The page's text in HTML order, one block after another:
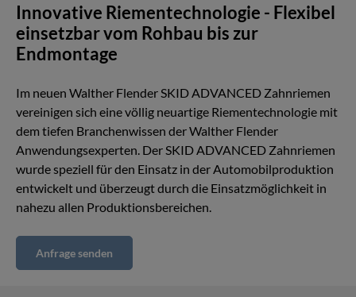
Innovative Riementechnologie - Flexibel
einsetzbar vom Rohbau bis zur
Endmontage
Im neuen Walther Flender SKID ADVANCED Zahnriemen
vereinigen sich eine völlig neuartige Riementechnologie mit
dem tiefen Branchenwissen der Walther Flender
Anwendungsexperten. Der SKID ADVANCED Zahnriemen
wurde speziell für den Einsatz in der Automobilproduktion
entwickelt und überzeugt durch die Einsatzmöglichkeit in
nahezu allen Produktionsbereichen.
Anfrage senden